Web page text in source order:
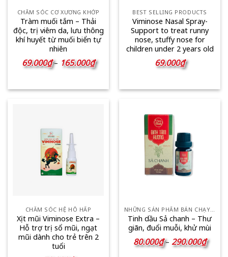
CHĂM SÓC CƠ XƯƠNG KHỚP
Tràm muối tắm – Thải
độc, trị viêm da, lưu thông
khí huyết từ muối biển tự
nhiên
69.000₫ – 165.000₫Khoảng
giá:
đến
BEST SELLING PRODUCTS
Viminose Nasal Spray-
Support to treat runny
nose, stuffy nose for
children under 2 years old
69.000₫
CHĂM SÓC HỆ HÔ HẤP
Xịt mũi Viminose Extra –
Hỗ trợ trị sổ mũi, ngạt
mũi dành cho trẻ trên 2
tuổi
Tinh dầu Sả chanh – Thư
giãn, đuổi muỗi, khử mùi
80.000₫ – 290.000₫
giá: